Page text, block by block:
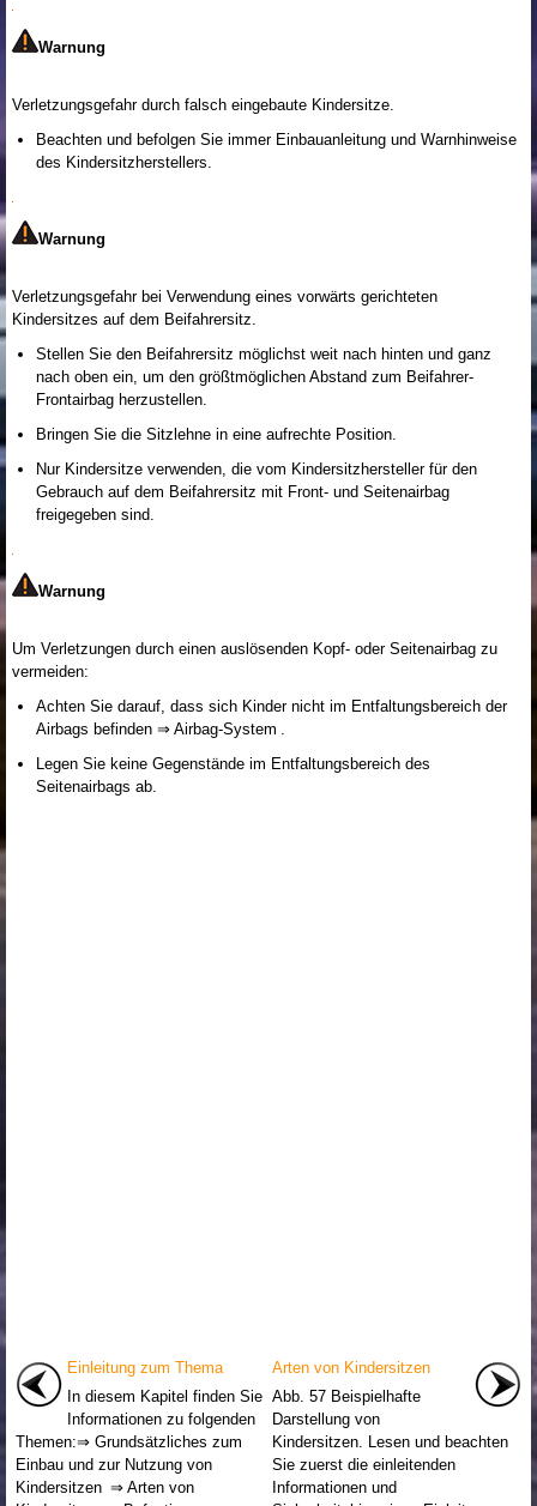
Warnung
Verletzungsgefahr durch falsch eingebaute Kindersitze.
Beachten und befolgen Sie immer Einbauanleitung und Warnhinweise
des Kindersitzherstellers.
Warnung
Verletzungsgefahr bei Verwendung eines vorwärts gerichteten
Kindersitzes auf dem Beifahrersitz.
Stellen Sie den Beifahrersitz möglichst weit nach hinten und ganz
nach oben ein, um den größtmöglichen Abstand zum Beifahrer-
Frontairbag herzustellen.
Bringen Sie die Sitzlehne in eine aufrechte Position.
Nur Kindersitze verwenden, die vom Kindersitzhersteller für den
Gebrauch auf dem Beifahrersitz mit Front- und Seitenairbag
freigegeben sind.
Warnung
Um Verletzungen durch einen auslösenden Kopf- oder Seitenairbag zu
vermeiden:
Achten Sie darauf, dass sich Kinder nicht im Entfaltungsbereich der
Airbags befinden ⇒ Airbag-System .
Legen Sie keine Gegenstände im Entfaltungsbereich des
Seitenairbags ab.
Einleitung zum Thema
In diesem Kapitel finden Sie
Informationen zu folgenden
Themen:⇒ Grundsätzliches zum
Einbau und zur Nutzung von
Kindersitzen ⇒ Arten von
Arten von Kindersitzen
Abb. 57 Beispielhafte
Darstellung von
Kindersitzen. Lesen und beachten
Sie zuerst die einleitenden
Informationen und